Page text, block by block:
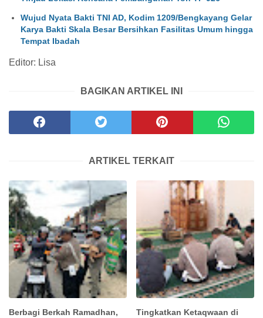
Wujud Nyata Bakti TNI AD, Kodim 1209/Bengkayang Gelar
Karya Bakti Skala Besar Bersihkan Fasilitas Umum hingga
Tempat Ibadah
Editor: Lisa
BAGIKAN ARTIKEL INI
ARTIKEL TERKAIT
Berbagi Berkah Ramadhan,
Tingkatkan Ketaqwaan di